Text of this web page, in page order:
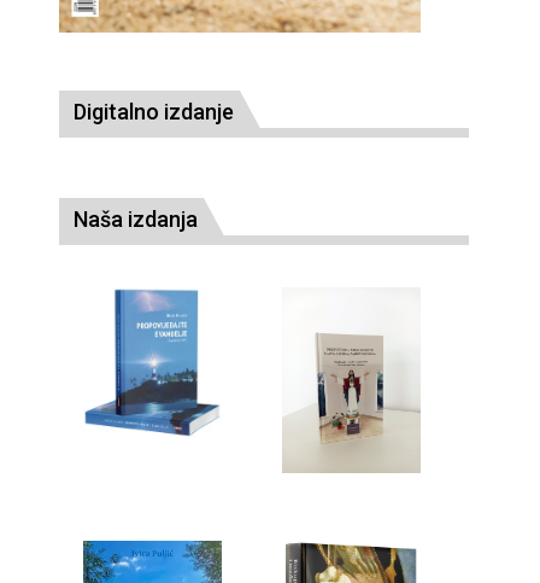
Digitalno izdanje
Naša izdanja